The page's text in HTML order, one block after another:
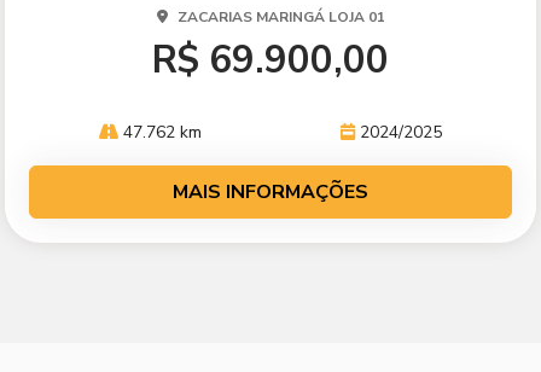
ZACARIAS MARINGÁ LOJA 01
R$ 69.900,00
47.762 km 2024/2025
MAIS INFORMAÇÕES